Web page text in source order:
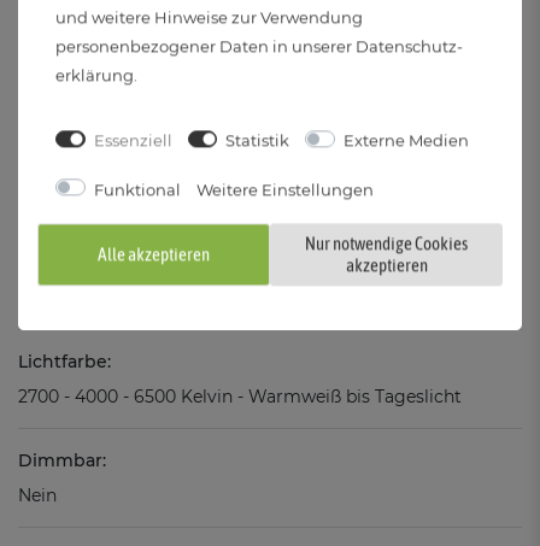
Gewichteter Verbrauch:
ca. 50 Watt Halogen
Lichtstrom:
Lichtfarbe:
2700 - 4000 - 6500 Kelvin - Warmweiß bis Tageslicht
Dimmbar:
Nein
und weitere Hinweise zur Verwendung
personenbezogener Daten in unserer Daten­schutz­
erklärung.
Essenziell Statistik Externe Medien
Funktional Weitere Einstellungen
Alle akzeptieren
Nur notwendige Cookies
akzeptieren